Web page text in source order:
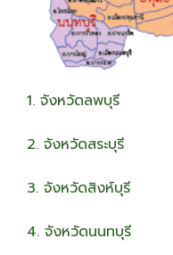
1. จังหวัดลพบุรี
2. จังหวัดสระบุรี
3. จังหวัดสิงห์บุรี
4. จังหวัดนนทบุรี